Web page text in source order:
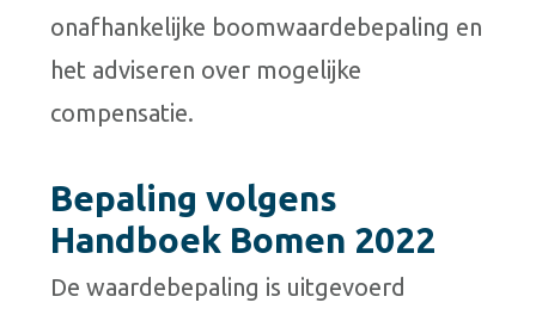
onafhankelijke boomwaardebepaling en
het adviseren over mogelijke
compensatie.
Bepaling volgens
Handboek Bomen 2022
De waardebepaling is uitgevoerd